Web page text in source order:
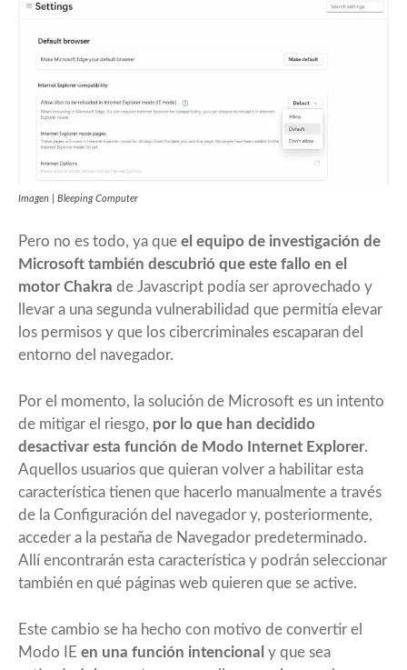
Imagen | Bleeping Computer
Pero no es todo, ya que el equipo de investigación de
Microsoft también descubrió que este fallo en el
motor Chakra de Javascript podía ser aprovechado y
llevar a una segunda vulnerabilidad que permitía elevar
los permisos y que los cibercriminales escaparan del
entorno del navegador.
Por el momento, la solución de Microsoft es un intento
de mitigar el riesgo, por lo que han decidido
desactivar esta función de Modo Internet Explorer.
Aquellos usuarios que quieran volver a habilitar esta
característica tienen que hacerlo manualmente a través
de la Configuración del navegador y, posteriormente,
acceder a la pestaña de Navegador predeterminado.
Allí encontrarán esta característica y podrán seleccionar
también en qué páginas web quieren que se active.
Este cambio se ha hecho con motivo de convertir el
Modo IE en una función intencional y que sea